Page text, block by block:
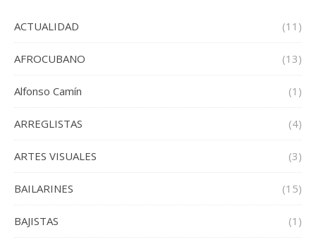
ACTUALIDAD (11)
AFROCUBANO (13)
Alfonso Camín (1)
ARREGLISTAS (4)
ARTES VISUALES (3)
BAILARINES (15)
BAJISTAS (1)